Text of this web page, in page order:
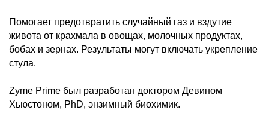
Помогает предотвратить случайный газ и вздутие
живота от крахмала в овощах, молочных продуктах,
бобах и зернах. Результаты могут включать укрепление
стула.
Zyme Prime был разработан доктором Девином
Хьюстоном, PhD, энзимный биохимик.